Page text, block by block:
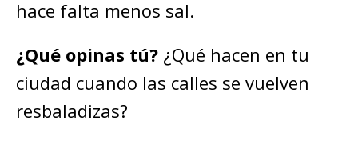
hace falta menos sal.
¿Qué opinas tú? ¿Qué hacen en tu
ciudad cuando las calles se vuelven
resbaladizas?